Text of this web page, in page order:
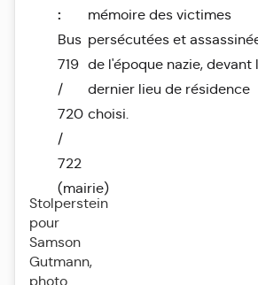
Stolperstein
pour
Samson
Gutmann,
photo
:
Bus
719
/
720
/
722
(mairie)
mémoire des victimes
persécutées et
de l'époque nazie, devant
dernier lieu de résidence
choisi.